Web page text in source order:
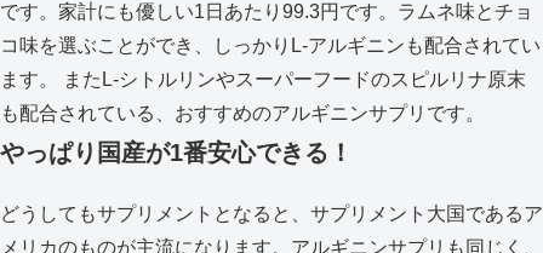
です。家計にも優しい1日あたり99.3円です。ラムネ味とチョ
コ味を選ぶことができ、しっかりL-アルギニンも配合されてい
ます。 またL-シトルリンやスーパーフードのスピルリナ原末
も配合されている、おすすめのアルギニンサプリです。
やっぱり国産が1番安心できる！
どうしてもサプリメントとなると、サプリメント大国であるア
メリカのものが主流になります。アルギニンサプリも同じく、